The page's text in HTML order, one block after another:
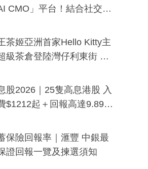
CMO」平台！結合社交聆
生成「貼地」宣傳短片
茶姬亞洲首家Hello Kitty主
級茶倉登陸灣仔利東街 推
港限定特調系列
股2026｜25隻高息港股 入
$1212起＋回報高達9.89
保險回報率｜滙豐 中銀最
證回報一覽及揀選須知